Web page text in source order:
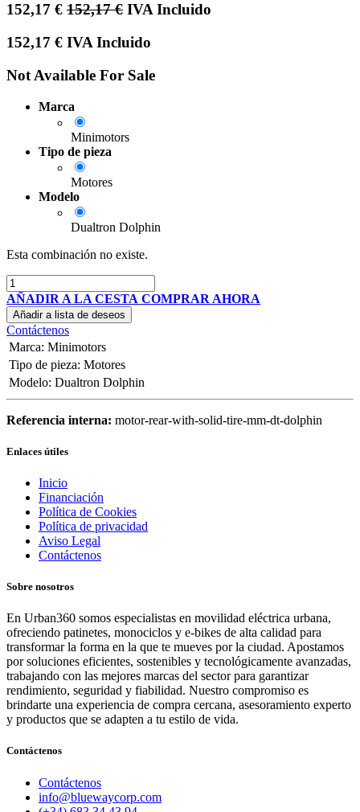
152,17 € 152,17€ IVA Incluido
152,17 € IVA Incluido
Not Available For Sale
Marca
Minimotors
Tipo de pieza
Motores
Modelo
Dualtron Dolphin
Esta combinación no existe.
AÑADIR A LA CESTA COMPRAR AHORA
Añadir a lista de deseos
Contáctenos
Marca: Minimotors
Tipo de pieza: Motores
Modelo: Dualtron Dolphin
Referencia interna: motor-rear-with-solid-tire-mm-dt-dolphin
Enlaces útiles
Inicio
Financiación
Política de Cookies
Política de privacidad
Aviso Legal
Contáctenos
Sobre nosotros
En Urban360 somos especialistas en movilidad eléctrica urbana,
ofreciendo patinetes, monociclos y e-bikes de alta calidad para
transformar la forma en la que te mueves por la ciudad. Apostamos
por soluciones eficientes, sostenibles y tecnológicamente avanzadas,
trabajando con las mejores marcas del sector para garantizar
rendimiento, seguridad y fiabilidad. Nuestro compromiso es
brindarte una experiencia de compra cercana, asesoramiento experto
y productos que se adapten a tu estilo de vida.
Contáctenos
Contáctenos
info@bluewaycorp.com